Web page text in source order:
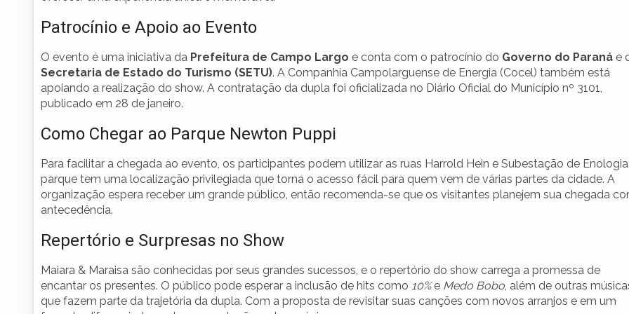
Patrocínio e Apoio ao Evento
O evento é uma iniciativa da Prefeitura de Campo Largo e conta com o patrocínio do Governo do Paraná e
Secretaria de Estado do Turismo (SETU). A Companhia Campolarguense de Energia (Cocel) também está
apoiando a realização do show. A contratação da dupla foi oficializada no Diário Oficial do Município nº 3101,
publicado em 28 de janeiro.
Como Chegar ao Parque Newton Puppi
Para facilitar a chegada ao evento, os participantes podem utilizar as ruas Harrold Hein e Subestação de
parque tem uma localização privilegiada que torna o acesso fácil para quem vem de várias partes da cidade. A
organização espera receber um grande público, então recomenda-se que os visitantes planejem sua chegada
antecedência.
Repertório e Surpresas no Show
Maiara & Maraisa são conhecidas por seus grandes sucessos, e o repertório do show carrega a promessa de
encantar os presentes. O público pode esperar a inclusão de hits como 10%e Medo Bobo, além de outras
que fazem parte da trajetória da dupla. Com a proposta de revisitar suas canções com novos arranjos e em um